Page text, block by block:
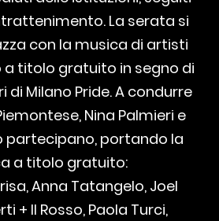
La serata si
con la musica di artisti
a titolo gratuito in segno di
di Milano Pride. A condurre
Nina Palmieri e
partecipano, portando la
a titolo gratuito:
Anna Tatangelo, Joel
+ Il Rosso, Paola Turci,